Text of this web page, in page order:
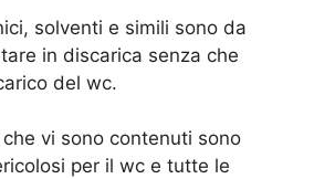
solventi e simili sono da
in discarica senza che
del wc.
vi sono contenuti sono
per il wc e tutte le